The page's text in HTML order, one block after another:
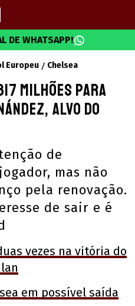
DE WHATSAPP!
Europeu Chelsea
milhões para
alvo do
de
mas não
pela renovação.
de sair e é
vezes na vitória do
em possível saída